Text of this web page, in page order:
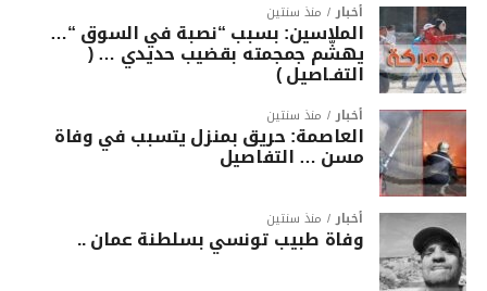
أخبار منذ سنتين
الملاسين: بسبب “نصبة في السوق “…
يهشّم جمجمته بقضيب حديدي … (
التفـاصيل )
أخبار منذ سنتين
العاصمة: حريق بمنزل يتسبب في وفاة
مسن … التفاصيل
أخبار منذ سنتين
وفاة طبيب تونسي بسلطنة عمان ..